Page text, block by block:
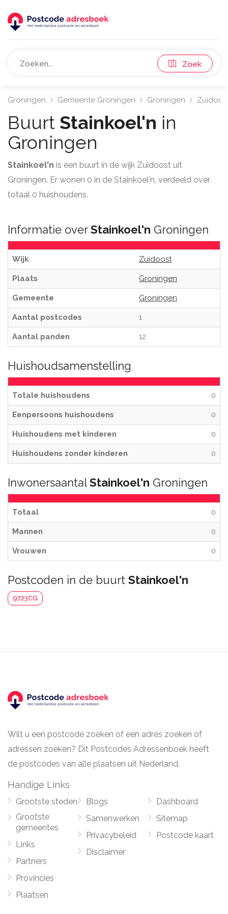
Zoek
Groningen Gemeente Groningen Groningen
Buurt Stainkoel'n in
Groningen
Stainkoel'n is een buurt in de wijk Zuidoost uit
Groningen. Er wonen 0 in de Stainkoel'n, verdeeld over
totaal 0 huishoudens.
Informatie overStainkoel'n Groningen
Wijk Zuidoost
Plaats Groningen
Gemeente Groningen
Aantal postcodes 1
Aantal panden 12
Huishoudsamenstelling
Totale huishoudens 0
Eenpersoons huishoudens 0
Huishoudens met kinderen 0
Huishoudens zonder kinderen 0
InwonersaantalStainkoel'n Groningen
Totaal 0
Mannen 0
Vrouwen 0
Postcoden in de buurt Stainkoel'n
9723CG
Wilt u een postcode zoeken of een adres zoeken of
adressen zoeken? Dit Postcodes Adressenboek heeft
de postcodes van alle plaatsen uit Nederland.
Handige Links
Grootste steden
Grootste
gemeentes
Links
Partners
Provincies
Plaatsen
Blogs
Samenwerken
Privacybeleid
Disclaimer
Dashboard
Sitemap
Postcode kaart